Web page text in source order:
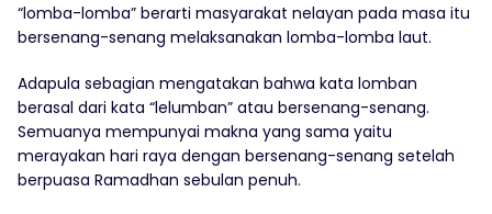
“lomba-lomba” berarti masyarakat nelayan pada masa itu
bersenang-senang melaksanakan lomba-lomba laut.
Adapula sebagian mengatakan bahwa kata lomban
berasal dari kata “lelumban” atau bersenang-senang.
Semuanya mempunyai makna yang sama yaitu
merayakan hari raya dengan bersenang-senang setelah
berpuasa Ramadhan sebulan penuh.